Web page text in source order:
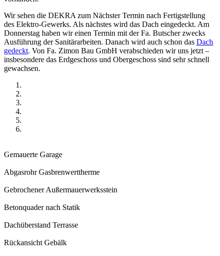
Wir sehen die DEKRA zum Nächster Termin nach Fertigstellung
des Elektro-Gewerks. Als nächstes wird das Dach eingedeckt. Am
Donnerstag haben wir einen Termin mit der Fa. Butscher zwecks
Ausführung der Sanitärarbeiten. Danach wird auch schon das Dach
gedeckt. Von Fa. Zimon Bau GmbH verabschieden wir uns jetzt –
insbesondere das Erdgeschoss und Obergeschoss sind sehr schnell
gewachsen.
Gemauerte Garage
Abgasrohr Gasbrenwerttherme
Gebrochener Außermauerwerksstein
Betonquader nach Statik
Dachüberstand Terrasse
Rückansicht Gebälk